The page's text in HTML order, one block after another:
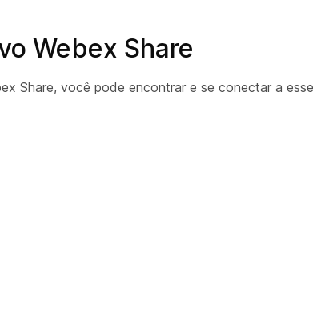
Webex Share
Share, você pode encontrar e se conectar a